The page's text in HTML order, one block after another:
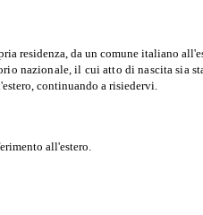
residenza, da un comune italiano
nazionale, il cui atto di nascita sia
continuando a risiedervi.
all'estero.